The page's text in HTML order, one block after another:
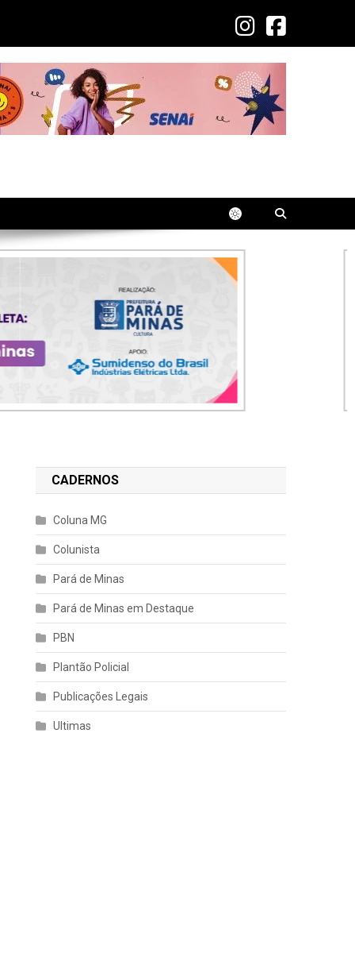
CADERNOS
Coluna MG
Colunista
Pará de Minas
Pará de Minas em Destaque
PBN
Plantão Policial
Publicações Legais
Ultimas